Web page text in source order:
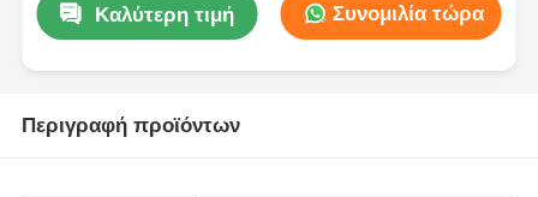
Καλύτερη τιμή Συνομιλία τώρα
Περιγραφή προϊόντων